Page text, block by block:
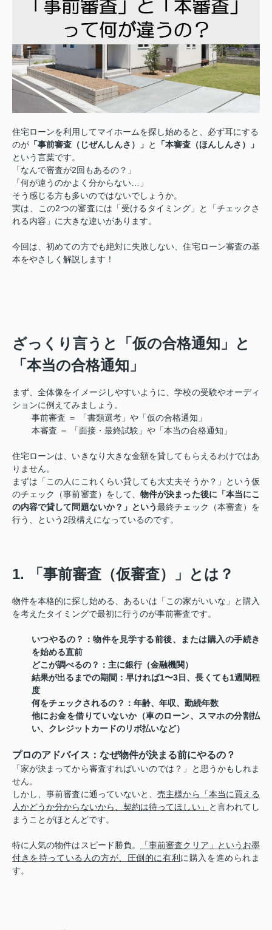
住宅ローンを利用してマイホームを探し始めると、必ず耳にする
のが 「事前審査（じぜんしんさ）」 と
「本審査（ほんしんさ）」
という言葉です。
「なんで審査が2回もあるの？」
「何が違うのかよく分からない…」
そう感じる方も多いのではないでしょうか。
実は、この2つの審査には「受けるタイミング」と「チェックさ
れる内容」に大きな違いがあります。
今回は、初めての方でも絶対に失敗しない、住宅ローン審査の基
本をやさしく解説します！
ざっくり言うと「仮の合格通知」と
「本当の合格通知」
まず、全体像をイメージしやすいように、学校の受験やオーディ
ションに例えてみましょう。
事前審査 ＝ 「書類選考」や「仮の合格通知」
本審査 ＝ 「面接・最終試験」や「本当の合格通知」
住宅ローンは、いきなり大きな金額を貸してもらえるわけではあ
りません。
まずは「この人にこれくらい貸しても大丈夫そうか？」という仮
のチェック（事前審査） をして 、物件が決まった後に「本当にこ
の内容で貸して問題ないか？」という最終チェック（本審査）を
行う、という2段構えになっているのです。
1. 「事前審査（仮審査）」とは？
物件を本格的に探し始める、あるいは「この家がいいな」と購入
を考えたタイミングで最初に行うのが事前審査です。
いつやるの？
：物件を見学する前後、または購入の手続き
を始める直前
どこが調べるの？ ：主に銀行（金融機関）
結果が出るまでの期間 ：早ければ1〜3日、長くても1週間程
度
何をチェックされるの？ ： 年齢、年収、勤続年数
他にお金を借りていないか（車のローン、スマホの分割払
い、クレジットカードのリボ払いなど）
プロのアドバイス：なぜ物件が決まる前にやるの？
「家が決まってから審査すればいいのでは？」と思うかもしれま
せん。
しかし、事前審査に通っていないと、売主様から「本当に買える
人かどうか分からないから、契約は待ってほしい」
と言われてし
まうことがほとんどです。
特に人気の物件はスピード勝負。
「事前審査クリア」というお墨
付きを持っている人の方が、圧倒的に有利 に購入を進められま
す。